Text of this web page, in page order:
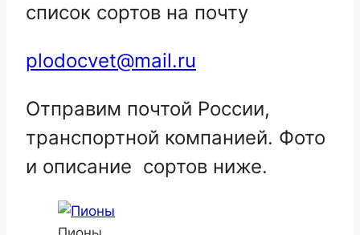
список сортов на почту
plodocvet@mail.ru
Отправим почтой России,
транспортной компанией. Фото
и описание сортов ниже.